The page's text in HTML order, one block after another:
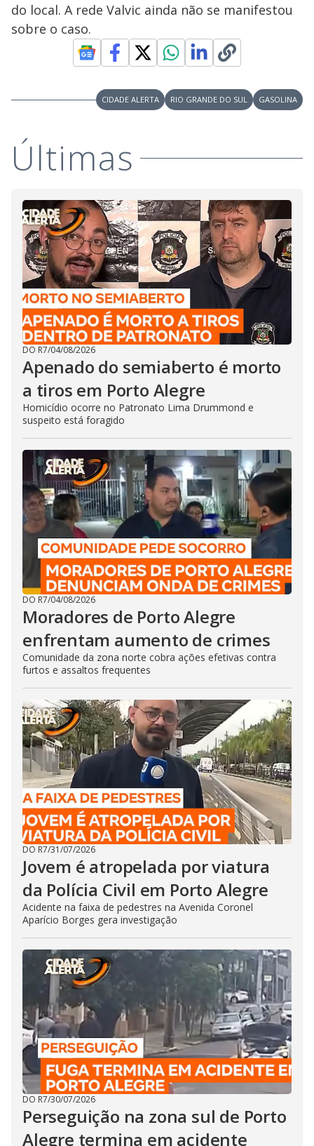
do local. A rede Valvic ainda não se manifestou
sobre o caso.
CIDADE ALERTA RIO GRANDE DO SUL GASOLINA
Últimas
DO R7/04/08/2026
Apenado do semiaberto é morto
a tiros em Porto Alegre
Homicídio ocorre no Patronato Lima Drummond e
suspeito está foragido
DO R7/04/08/2026
Moradores de Porto Alegre
enfrentam aumento de crimes
Comunidade da zona norte cobra ações efetivas contra
furtos e assaltos frequentes
DO R7/31/07/2026
Jovem é atropelada por viatura
da Polícia Civil em Porto Alegre
Acidente na faixa de pedestres na Avenida Coronel
Aparício Borges gera investigação
DO R7/30/07/2026
Perseguição na zona sul de Porto
Alegre termina em acidente